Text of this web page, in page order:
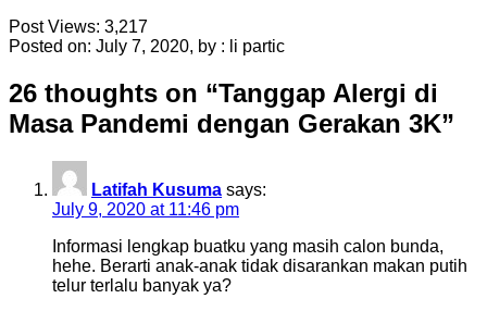
Post Views: 3,217
Posted on: July 7, 2020, by : li partic
26 thoughts on “Tanggap Alergi di
Masa Pandemi dengan Gerakan 3K”
Latifah Kusuma says:
July 9, 2020 at 11:46 pm
Informasi lengkap buatku yang masih calon bunda,
hehe. Berarti anak-anak tidak disarankan makan putih
telur terlalu banyak ya?